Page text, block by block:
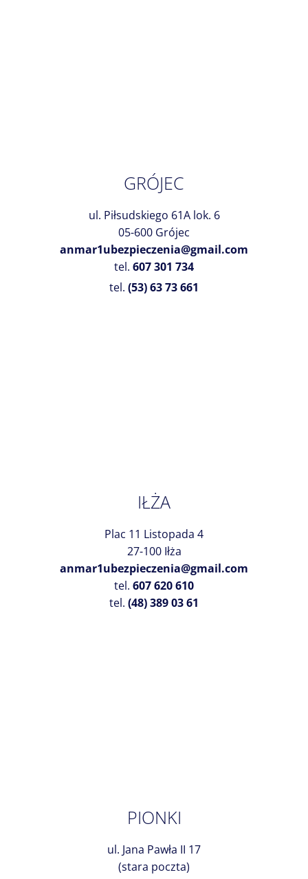
GRÓJEC
ul. Piłsudskiego 61A lok. 6
05-600 Grójec
anmar1ubezpieczenia@gmail.com
tel. 607 301 734
tel. (53) 63 73 661
IŁŻA
Plac 11 Listopada 4
27-100 Iłża
anmar1ubezpieczenia@gmail.com
tel. 607 620 610
tel. (48) 389 03 61
PIONKI
ul. Jana Pawła II 17
(stara poczta)